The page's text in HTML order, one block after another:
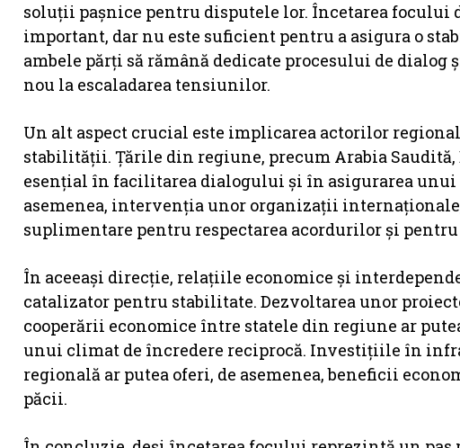
soluții pașnice pentru disputele lor. Încetarea focului
important, dar nu este suficient pentru a asigura o
ambele părți să rămână dedicate procesului de
nou la escaladarea tensiunilor.
Un alt aspect crucial este implicarea actorilor
stabilității. Țările din regiune, precum Arabia Saudită,
esențial în facilitarea dialogului și în asigurarea
asemenea, intervenția unor organizații
suplimentare pentru respectarea acordurilor și
În aceeași direcție, relațiile economice și
catalizator pentru stabilitate. Dezvoltarea unor
cooperării economice între statele din regiune ar
unui climat de încredere reciprocă. Investițiile în
regională ar putea oferi, de asemenea, beneficii
păcii.